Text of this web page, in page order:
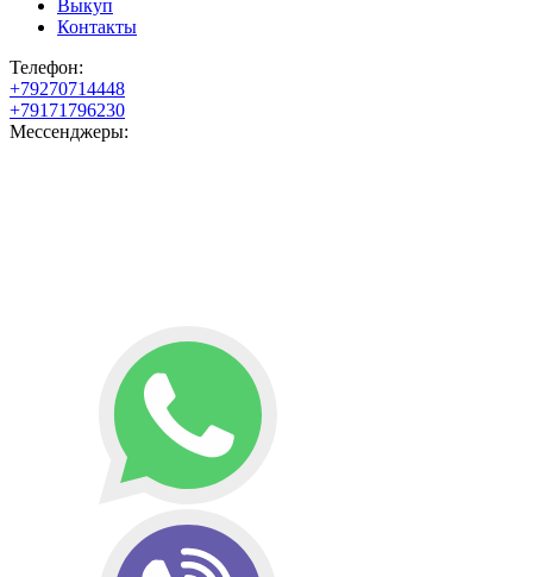
Выкуп
Контакты
Телефон:
+79270714448
+79171796230
Мессенджеры: